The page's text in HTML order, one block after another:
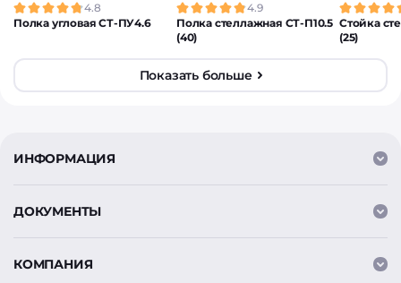
4.8
Полка угловая СТ-ПУ4.6
4.9
Полка стеллажная СТ-П10.5
(40)
Стойка
(25)
Показать больше
ИНФОРМАЦИЯ
ДОКУМЕНТЫ
КОМПАНИЯ